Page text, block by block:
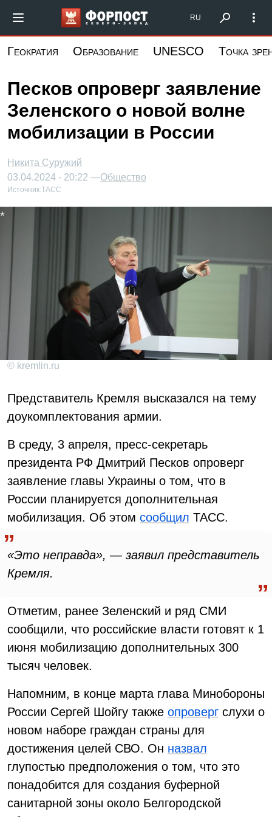
основному
Форпост Северо-Запад
RU
Геократия Образование UNESCO Точка
Песков опроверг заявление
Зеленского о новой волне
мобилизации в России
Никита Суружий
03.04.2024 - 20:22 —Общество
Источник:ТАСС
© kremlin.ru
Представитель Кремля высказался на тему
доукомплектования армии.
В среду, 3 апреля, пресс-секретарь
президента РФ Дмитрий Песков опроверг
заявление главы Украины о том, что в
России планируется дополнительная
мобилизация. Об этом сообщил ТАСС.
«Это неправда», — заявил представитель
Кремля.
Отметим, ранее Зеленский и ряд СМИ
сообщили, что российские власти готовят к 1
июня мобилизацию дополнительных 300
тысяч человек.
Напомним, в конце марта глава Минобороны
России Сергей Шойгу также опроверг слухи о
новом наборе граждан страны для
достижения целей СВО. Он назвал
глупостью предположения о том, что это
понадобится для создания буферной
санитарной зоны около Белгородской